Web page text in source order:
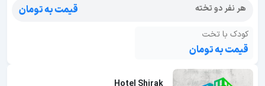
هر نفر دو تخته
قیمت به تومان
کودک با تخت
قیمت به تومان